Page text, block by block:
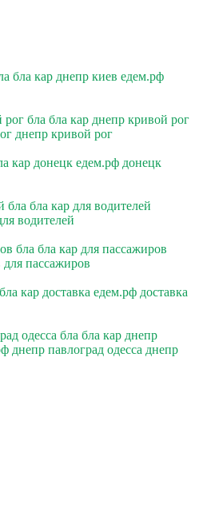
бла кар днепр киев едем.рф
бла бла кар днепр кривой рог
днепр кривой рог
кар донецк едем.рф донецк
бла бла кар для водителей
водителей
бла бла кар для пассажиров
пассажиров
кар доставка едем.рф доставка
одесса бла бла кар днепр
днепр павлоград одесса днепр